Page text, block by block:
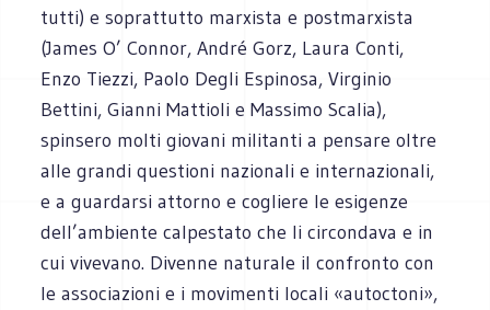
tutti) e soprattutto marxista e postmarxista
(James O’ Connor, André Gorz, Laura Conti,
Enzo Tiezzi, Paolo Degli Espinosa, Virginio
Bettini, Gianni Mattioli e Massimo Scalia),
spinsero molti giovani militanti a pensare oltre
alle grandi questioni nazionali e internazionali,
e a guardarsi attorno e cogliere le esigenze
dell’ambiente calpestato che li circondava e in
cui vivevano. Divenne naturale il confronto con
le associazioni e i movimenti locali «autoctoni»,